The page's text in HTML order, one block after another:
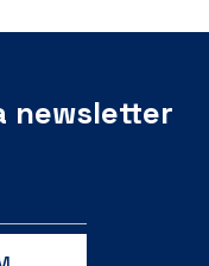
newsletter